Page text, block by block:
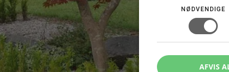
NØDVENDIGE
AFVIS